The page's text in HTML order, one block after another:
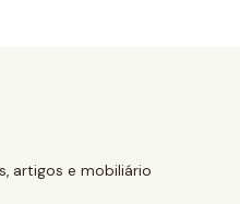
artigos e mobiliário